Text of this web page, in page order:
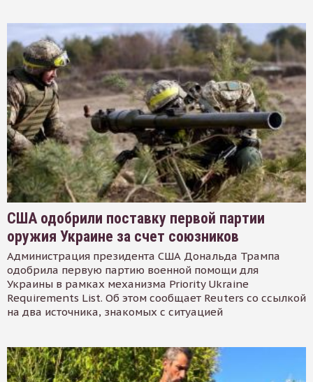
США одобрили поставку первой партии
оружия Украине за счет союзников
Администрация президента США Дональда Трампа
одобрила первую партию военной помощи для
Украины в рамках механизма Priority Ukraine
Requirements List. Об этом сообщает Reuters со ссылкой
на два источника, знакомых с ситуацией